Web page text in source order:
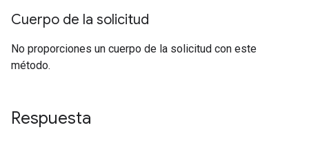
Cuerpo de la solicitud
No proporciones un cuerpo de la solicitud con este
método.
Respuesta